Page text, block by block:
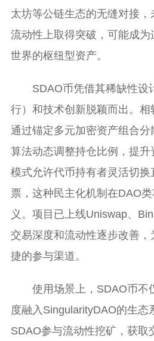
太坊等公链生态的无缝对接
流动性上取得突破，可能成
世界的枢纽型资产。
SDAO币凭借其稀缺性设
行）和技术创新脱颖而出。相
通过锚定多元加密资产组合
算法动态调整持仓比例，提
模式允许代币持有者灵活切换
票，这种民主化机制在DAO
义。项目已上线Uniswap、
交易深度和流动性逐步改善
捷的参与渠道。
使用场景上，SDAO币不
度融入SingularityDAO的生态
SDAO参与流动性挖矿，获取